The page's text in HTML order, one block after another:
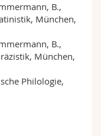
B.,
München,
B.,
München,
Philologie,